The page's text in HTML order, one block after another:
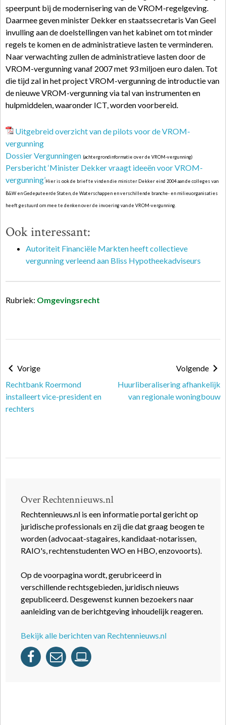
speerpunt bij de modernisering van de VROM-regelgeving.
Daarmee geven minister Dekker en staatssecretaris Van Geel
invulling aan de doelstellingen van het kabinet om tot minder
regels te komen en de administratieve lasten te verminderen.
Naar verwachting zullen de administratieve lasten door de
VROM-vergunning vanaf 2007 met 93 miljoen euro dalen. Tot
die tijd zal in het project VROM-vergunning de introductie van
de nieuwe VROM-vergunning via tal van instrumenten en
hulpmiddelen, waaronder ICT, worden voorbereid.
Uitgebreid overzicht van de pilots voor de VROM-
vergunning
Dossier Vergunningen (achtergrondinformatie over de VROM-vergunning)
Persbericht ‘Minister Dekker vraagt ideeën voor VROM-
vergunning’Hier is ook de brief te vinden die minister Dekker eind 2004 aan de colleges van
B&W en Gedeputeerde Staten, de Waterschappen en verschillende branche- en milieuorganisaties
heeft gestuurd om mee te denken over de invoering van de VROM-vergunning.
Ook interessant:
Autoriteit Financiële Markten heeft collectieve
vergunning verleend aan Bliss Hypotheekadviseurs
Rubriek: Omgevingsrecht
Vorige
Rechtbank Roermond
installeert vice-president en
rechters
Volgende
Huurliberalisering afhankelijk
van regionale woningbouw
Over Rechtennieuws.nl
Rechtennieuws.nl is een informatie portal gericht op
juridische professionals en zij die dat graag beogen te
worden (advocaat-stagaires, kandidaat-notarissen,
RAIO's, rechtenstudenten WO en HBO, enzovoorts).
Op de voorpagina wordt, gerubriceerd in
verschillende rechtsgebieden, juridisch nieuws
gepubliceerd. Desgewenst kunnen bezoekers naar
aanleiding van de berichtgeving inhoudelijk reageren.
Bekijk alle berichten van Rechtennieuws.nl